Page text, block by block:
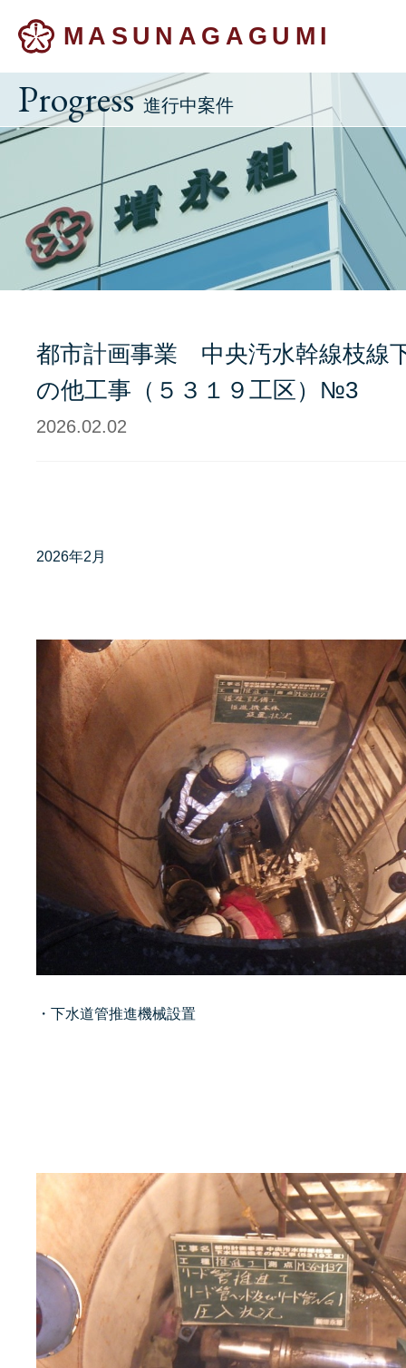
MASUNAGAGUMI
Progress 進行中案件
都市計画事業 中央汚水幹線枝線
の他工事（５３１９工区）№3
2026.02.02
2026年2月
・下水道管推進機械設置